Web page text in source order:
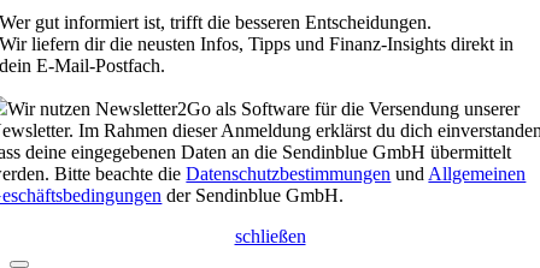
Wer gut informiert ist, trifft die besseren Entscheidungen.
Wir liefern dir die neusten Infos, Tipps und Finanz-Insights direkt in
dein E-Mail-Postfach.
Wir nutzen Newsletter2Go als Software für die Versendung unserer
Im Rahmen dieser Anmeldung erklärst du dich
deine eingegebenen Daten an die Sendinblue GmbH übermittelt
Bitte beachte dieDatenschutzbestimmungen undAllgemeinen
der Sendinblue GmbH.
schließen